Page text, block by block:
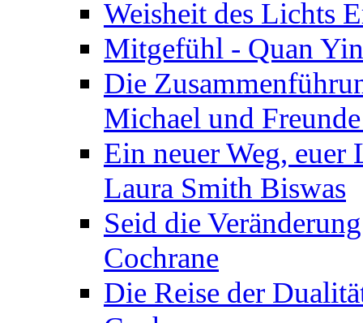
Weisheit des Lichts
Mitgefühl - Quan
Die
Michael und
Ein neuer Weg, euer
Laura Smith Biswas
Seid die
Cochrane
Die Reise der